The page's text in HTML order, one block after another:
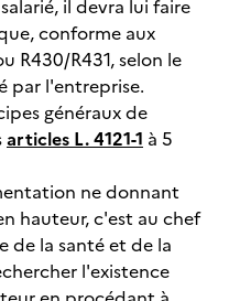
il devra lui faire
conforme aux
R430/R431, selon le
par l'entreprise.
généraux de
articles L. 4121-1 à 5
ne donnant
hauteur, c'est au chef
de la santé et de la
l'existence